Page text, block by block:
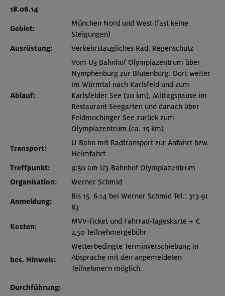
18.06.14
Gebiet:
München Nord und West (fast keine
Steigungen)
Ausrüstung:
Verkehrstaugliches Rad, Regenschutz
Ablauf:
Vom U3 Bahnhof Olympiazentrum über
Nymphenburg zur Blutenburg. Dort weiter
im Würmtal nach Karlsfeld und zum
Karlsfelder See (20 km), Mittagspause im
Restaurant Seegarten und danach über
Feldmochinger See zurück zum
Olympiazentrum (ca. 15 km)
Transport:
U-Bahn mit Radtransport zur Anfahrt bzw.
Heimfahrt
Treffpunkt:
9:50 am U3-Bahnhof Olympiazentrum
Organisation:
Werner Schmid
Anmeldung:
Bis 15. 6.14 bei Werner Schmid Tel.: 313 91
83
Kosten:
MVV-Ticket und Fahrrad-Tageskarte + €
2,50 Teilnehmergebühr
bes. Hinweis:
Wetterbedingte Terminverschiebung in
Absprache mit den angemeldeten
Teilnehmern möglich.
Durchführung: